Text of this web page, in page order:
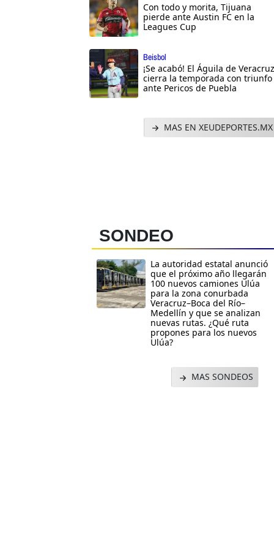
Con todo y morita, Tijuana
pierde ante Austin FC en la
Leagues Cup
Beisbol
¡Se acabó! El Águila de Veracruz
cierra la temporada con triunfo
ante Pericos de Puebla
MAS EN XEUDEPORTES.MX
SONDEO
La autoridad estatal anunció
que el próximo año llegarán
100 nuevos camiones Ulúa
para la zona conurbada
Veracruz–Boca del Río–
Medellín y que se analizan
nuevas rutas. ¿Qué ruta
propones para los nuevos
Ulúa?
MAS SONDEOS